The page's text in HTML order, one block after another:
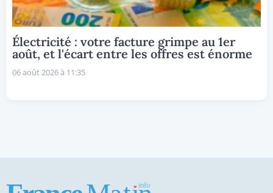
Électricité : votre facture grimpe au 1er
août, et l'écart entre les offres est énorme
06 août 2026 à 11:35